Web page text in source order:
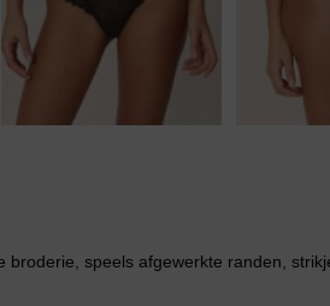
broderie, speels afgewerkte randen,